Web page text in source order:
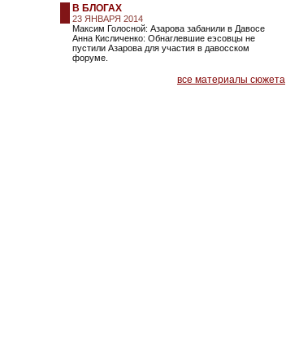
В БЛОГАХ
23 ЯНВАРЯ 2014
Максим Голосной: Азарова забанили в Давосе
Анна Кисличенко: Обнаглевшие еэсовцы не
пустили Азарова для участия в давосском
форуме.
все материалы сюжета